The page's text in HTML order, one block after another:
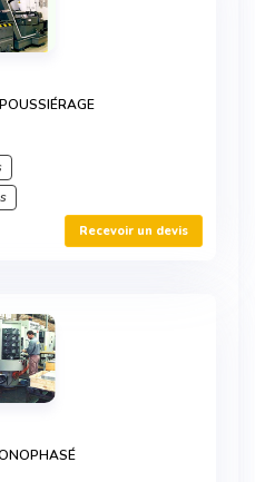
Recevoir un devis